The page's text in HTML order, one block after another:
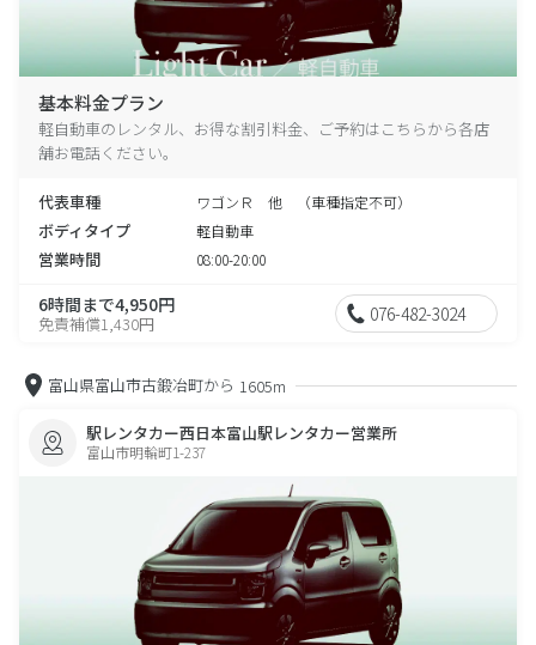
基本料金プラン
軽自動車のレンタル、お得な割引料金、ご予約はこちらから各店
舗お電話ください。
代表車種 ワゴンＲ 他 （車種指定不可）
ボディタイプ 軽自動車
営業時間 08:00-20:00
6時間まで4,950円
免責補償1,430円 076-482-3024
富山県富山市古鍛冶町から 1605m
駅レンタカー西日本富山駅レンタカー営業所
富山市明輪町1-237